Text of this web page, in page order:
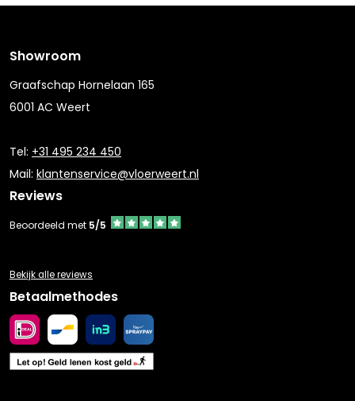
Showroom
Graafschap Hornelaan 165
6001 AC Weert
Tel: +31 495 234 450
Mail: klantenservice@vloerweert.nl
Reviews
Beoordeeld met 5/5
Bekijk alle reviews
Betaalmethodes